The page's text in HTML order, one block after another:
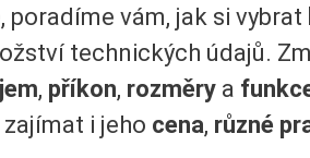
vám, jak si vybrat
technických údajů.
, příkon, rozměry a
i jeho cena, různé